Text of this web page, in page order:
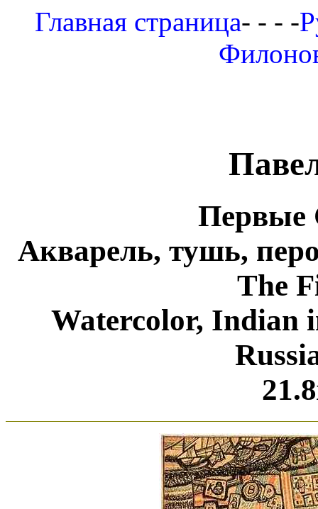
Главная страница- - - -
Первые
Акварель, тушь,
The
Watercolor, Indian